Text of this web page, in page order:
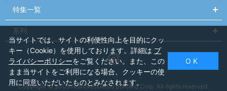
特集一覧
系列
Instagram
Copyright © 2005 Nishiikebukuro Building Corp. All rights reserved.
当サイトでは、サイトの利便性向上を目的にクッ
キー（Cookie）を使用しております。詳細は プ
ライバシーポリシーをご覧ください。また、この
まま当サイトをご利用になる場合、クッキーの使
用に同意いただいたものとみなされます。
O K